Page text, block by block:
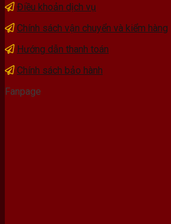
Điều khoản dịch vụ
Chính sách vận chuyển và kiểm hàng
Hướng dẫn thanh toán
Chính sách bảo hành
Fanpage